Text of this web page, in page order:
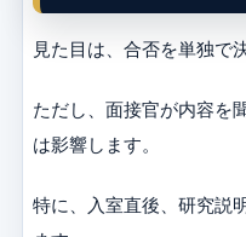
見た目は、合否を単独で
ただし、面接官が内容を
は影響します。
特に、入室直後、研究説